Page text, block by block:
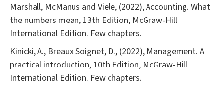
Marshall, McManus and Viele, (2022), Accounting. What
the numbers mean, 13th Edition, McGraw-Hill
International Edition. Few chapters.
Kinicki, A., Breaux Soignet, D., (2022), Management. A
practical introduction, 10th Edition, McGraw-Hill
International Edition. Few chapters.